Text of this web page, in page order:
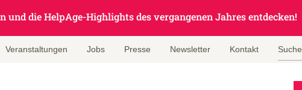
und die HelpAge-Highlights des vergangenen Jahres entdecken!
Veranstaltungen Jobs Presse Newsletter Kontakt Suche